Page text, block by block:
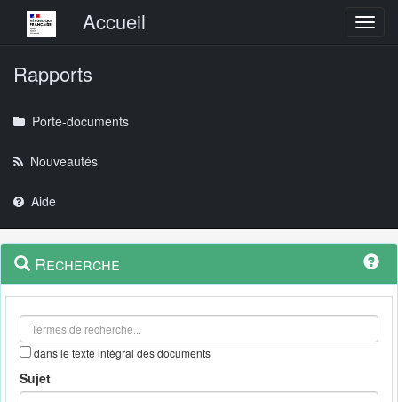
Menu principalAccueil
Rapports
Porte-documents
Nouveautés
Aide
Navigation
outils
Menu
contextuel
Recherche
dans le texte intégral des documents
Sujet